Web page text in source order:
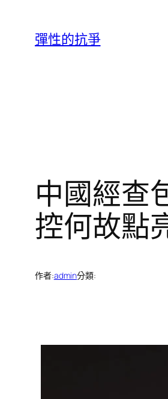
彈性的抗爭
中國經查
控何故點
作者:admin分類: